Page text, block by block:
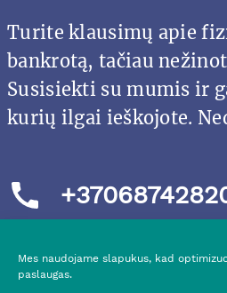
Mes naudojame slapukus, kad
paslaugas.
Turite klausimų apie
bankrotą, tačiau
Susisiekti su mumis ir
kurių ilgai ieškojote.